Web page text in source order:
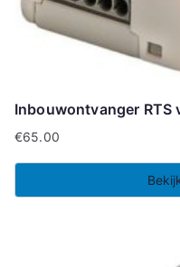
Inbouwontvanger RTS
€65.00